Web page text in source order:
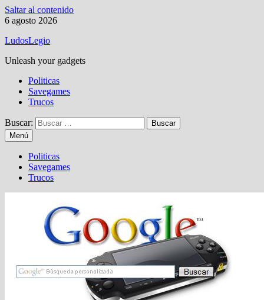
Saltar al contenido
6 agosto 2026
LudosLegio
Unleash your gadgets
Politicas
Savegames
Trucos
Buscar:
Menú
Politicas
Savegames
Trucos